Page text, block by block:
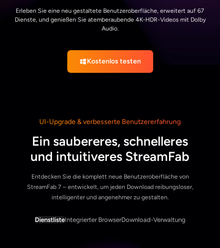
Erleben Sie eine neu gestaltete Benutzeroberfläche, erweitert auf 67
Dienste, und genießen Sie atemberaubende 4K-HDR-Videos mit Dolby
Audio.
Kostenlos testen
UI-Upgrade & verbesserte Benutzererfahrung
Ein saubereres, schnelleres
und intuitiveres StreamFab
Entdecken Sie die komplett neue Benutzeroberfläche von
StreamFab 7 – entwickelt, um jeden Download reibungsloser,
intelligenter und angenehmer zu gestalten.
DienstlisteIntegrierter BrowserDownload-Verwaltung